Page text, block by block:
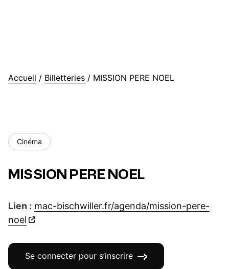
Accueil / Billetteries / MISSION PERE NOEL
Cinéma
MISSION PERE NOEL
Lien : mac-bischwiller.fr/agenda/mission-pere-
noel
Se connecter pour s’inscrire